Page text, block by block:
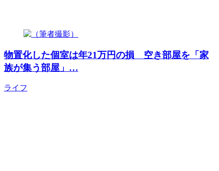
物置化した個室は年21万円の損 空き部屋を「家
族が集う部屋」…
ライフ